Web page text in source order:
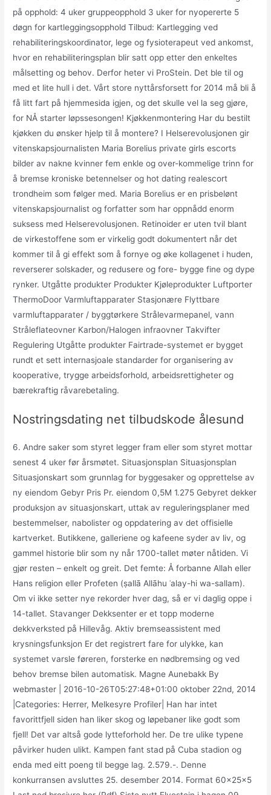
på opphold: 4 uker gruppeopphold 3 uker for nyopererte 5
døgn for kartleggingsopphold Tilbud: Kartlegging ved
rehabiliteringskoordinator, lege og fysioterapeut ved ankomst,
hvor en rehabiliteringsplan blir satt opp etter den enkeltes
målsetting og behov. Derfor heter vi ProStein. Det ble til og
med et lite hull i det. Vårt store nyttårsforsett for 2014 må bli å
få litt fart på hjemmesida igjen, og det skulle vel la seg gjøre,
for NÅ starter løpssesongen! Kjøkkenmontering Har du bestilt
kjøkken du ønsker hjelp til å montere? I Helserevolusjonen gir
vitenskapsjournalisten Maria Borelius private girls escorts
bilder av nakne kvinner fem enkle og over-kommelige trinn for
å bremse kroniske betennelser og hot dating realescort
trondheim som følger med. Maria Borelius er en prisbelønt
vitenskapsjournalist og forfatter som har oppnådd enorm
suksess med Helserevolusjonen. Retinoider er uten tvil blant
de virkestoffene som er virkelig godt dokumentert når det
kommer til å gi effekt som å fornye og øke kollagenet i huden,
reverserer solskader, og redusere og fore- bygge fine og dype
rynker. Utgåtte produkter Produkter Kjøleprodukter Luftporter
ThermoDoor Varmluftapparater Stasjonære Flyttbare
varmluftapparater / byggtørkere Strålevarmepanel, vann
Stråleflateovner Karbon/Halogen infraovner Takvifter
Regulering Utgåtte produkter Fairtrade-systemet er bygget
rundt et sett internasjoale standarder for organisering av
kooperative, trygge arbeidsforhold, arbeidsrettigheter og
bærekraftig råvarebetaling.
Nostringsdating net tilbudskode ålesund
6. Andre saker som styret legger fram eller som styret mottar
senest 4 uker før årsmøtet. Situasjonsplan Situasjonsplan
Situasjonskart som grunnlag for byggesaker og opprettelse av
ny eiendom Gebyr Pris Pr. eiendom 0,5M 1.275 Gebyret dekker
produksjon av situasjonskart, uttak av reguleringsplaner med
bestemmelser, nabolister og oppdatering av det offisielle
kartverket. Butikkene, galleriene og kafeene syder av liv, og
gammel historie blir som ny når 1700-tallet møter nåtiden. Vi
gjør resten – enkelt og greit. Det femte: Å forbanne Allah eller
Hans religion eller Profeten (ṣallā Allāhu ʿalay-hi wa-sallam).
Om vi ikke setter nye rekorder hver dag, så er vi daglig oppe i
14-tallet. Stavanger Dekksenter er et topp moderne
dekkverksted på Hillevåg. Aktiv bremseassistent med
krysningsfunksjon Er det registrert fare for ulykke, kan
systemet varsle føreren, forsterke en nødbremsing og ved
behov bremse bilen automatisk. Magne Aunebakk By
webmaster | 2016-10-26T05:27:48+01:00 oktober 22nd, 2014
|Categories: Herrer, Melkesyre Profiler| Han har intet
favorittfjell siden han liker skog og løpebaner like godt som
fjell! Det var altså gode lytteforhold her. De tre ulike typene
påvirker huden ulikt. Kampen fant stad på Cuba stadion og
enda med eitt poeng til begge lag. 2.579.-. Denne
konkurransen avsluttes 25. desember 2014. Format 60x25x5